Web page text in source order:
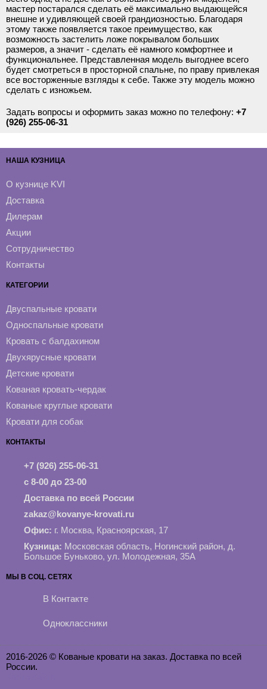
мастер постарался сделать её максимально выдающейся
внешне и удивляющей своей грандиозностью. Благодаря
этому также появляется такое преимущество, как
возможность застелить ложе покрывалом больших
размеров, а значит - сделать её намного комфортнее и
функциональнее. Представленная модель выгоднее всего
будет смотреться в просторной спальне, по праву привлекая
все восторженные взгляды к себе. Также эту модель можно
сделать с изножьем.
Задать вопросы и оформить заказ можно по телефону: +7
(926) 255-06-31
НАША КУЗНИЦА
О кузнице KVI
Доставка
Дилерам
Акции
Сотрудничество
Контакты
КАТЕГОРИИ
Двуспальные кровати
Односпальные кровати
Кровать с балдахином
Двухярусные кровати
Детские кровати
Кованая кровать-чердак
Кованые круглые кровати
Кровати для собак
КОНТАКТЫ
+7 (926) 255-06-31
с 8-00 до 23-00
Доставка по всей России
zakaz@kovanye-krovati.ru
Офис: г. Москва, Красноярская, 17
Кузница: Московская область, Ногинский район, д.
Большое Буньково, ул. Молодежная, 35А
МЫ В СОЦ. СЕТЯХ
В Контакте
Одноклассники
2016-2026 © Кованые кровати на заказ. Доставка по всей
России.